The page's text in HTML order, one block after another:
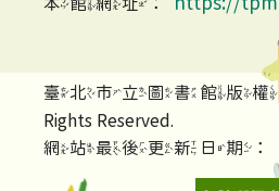
本館網址：
臺北市立圖書館版權
Rights Reserved.
網站最後更新日期：